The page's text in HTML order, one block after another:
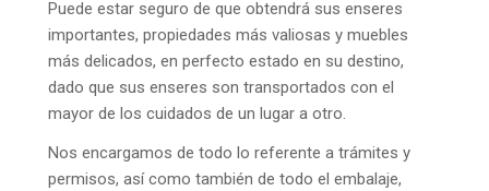
Puede estar seguro de que obtendrá sus enseres
importantes, propiedades más valiosas y muebles
más delicados, en perfecto estado en su destino,
dado que sus enseres son transportados con el
mayor de los cuidados de un lugar a otro.
Nos encargamos de todo lo referente a trámites y
permisos, así como también de todo el embalaje,